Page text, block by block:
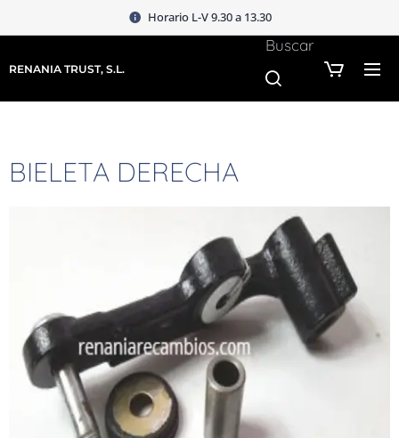
Horario L-V 9.30 a 13.30
RENANIA TRUST, S.L.
Buscar
BIELETA DERECHA